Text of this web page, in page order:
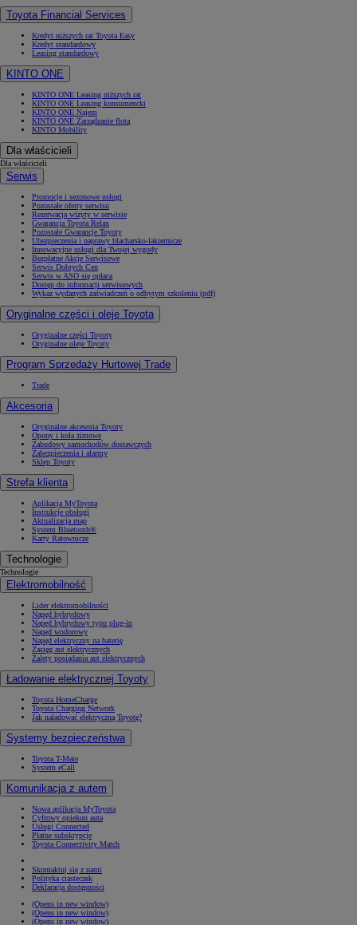
Toyota Financial Services
Kredyt niższych rat Toyota Easy
Kredyt standardowy
Leasing standardowy
KINTO ONE
KINTO ONE Leasing niższych rat
KINTO ONE Leasing konsumencki
KINTO ONE Najem
KINTO ONE Zarządzanie flotą
KINTO Mobility
Dla właścicieli
Dla właścicieli
Serwis
Promocje i sezonowe usługi
Pozostałe oferty serwisu
Rezerwacja wizyty w serwisie
Gwarancja Toyota Relax
Pozostałe Gwarancje Toyoty
Ubezpieczenia i naprawy blacharsko-lakiernicze
Innowacyjne usługi dla Twojej wygody
Bezpłatne Akcje Serwisowe
Serwis Dobrych Cen
Serwis w ASO się opłaca
Dostęp do informacji serwisowych
Wykaz wydanych zaświadczeń o odbytym szkoleniu (pdf)
Oryginalne części i oleje Toyota
Oryginalne części Toyoty
Oryginalne oleje Toyoty
Program Sprzedaży Hurtowej Trade
Trade
Akcesoria
Oryginalne akcesoria Toyoty
Opony i koła zimowe
Zabudowy samochodów dostawczych
Zabezpieczenia i alarmy
Sklep Toyoty
Strefa klienta
Aplikacja MyToyota
Instrukcje obsługi
Aktualizacja map
System Bluetooth®
Karty Ratownicze
Technologie
Technologie
Elektromobilność
Lider elektromobilności
Napęd hybrydowy
Napęd hybrydowy typu plug-in
Napęd wodorowy
Napęd elektryczny na baterię
Zasięg aut elektrycznych
Zalety posiadania aut elektrycznych
Ładowanie elektrycznej Toyoty
Toyota HomeCharge
Toyota Charging Network
Jak naładować elektryczną Toyotę?
Systemy bezpieczeństwa
Toyota T-Mate
System eCall
Komunikacja z autem
Nowa aplikacja MyToyota
Cyfrowy opiekun auta
Usługi Connected
Płatne subskrypcje
Toyota Connectivity Match
Skontaktuj się z nami
Polityka ciasteczek
Deklaracja dostępności
(Opens in new window)
(Opens in new window)
(Opens in new window)